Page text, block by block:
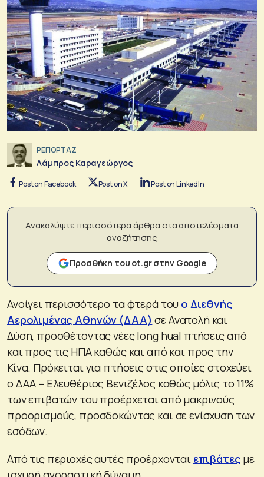
ΡΕΠΟΡΤΑΖ
Λάμπρος Καραγεώργος
Post on Facebook Post on X Post on LinkedIn
Ανακαλύψτε περισσότερα άρθρα στα αποτελέσματα
αναζήτησης
Προσθήκη του ot.gr στην Google
Ανοίγει περισσότερο τα φτερά του ο Διεθνής
Αερολιμένας Αθηνών (ΔΑΑ) σε Ανατολή και
Δύση, προσθέτοντας νέες long hual πτήσεις από
και προς τις ΗΠΑ καθώς και από και προς την
Κίνα. Πρόκειται για πτήσεις στις οποίες στοχεύει
ο ΔΑΑ – Ελευθέριος Βενιζέλος καθώς μόλις το 11%
των επιβατών του προέρχεται από μακρινούς
προορισμούς, προσδοκώντας και σε ενίσχυση των
εσόδων.
Από τις περιοχές αυτές προέρχονται επιβάτες με